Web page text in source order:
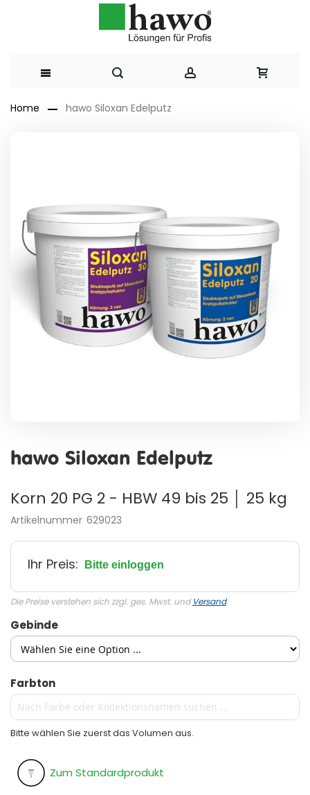
Home hawo Siloxan Edelputz
der
hawo Siloxan Edelputz
Korn 20 PG 2 - HBW 49 bis 25 │ 25 kg
Artikelnummer 629023
Ihr Preis: Bitte einloggen
Die Preise verstehen sich zzgl. ges. Mwst. und Versand.
Gebinde
Farbton
Bitte wählen Sie zuerst das Volumen aus.
Zum Standardprodukt